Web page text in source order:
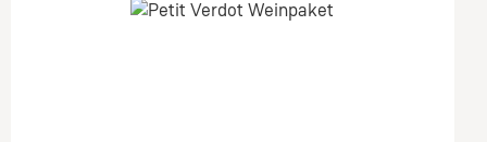
Bildergalerie überspringen